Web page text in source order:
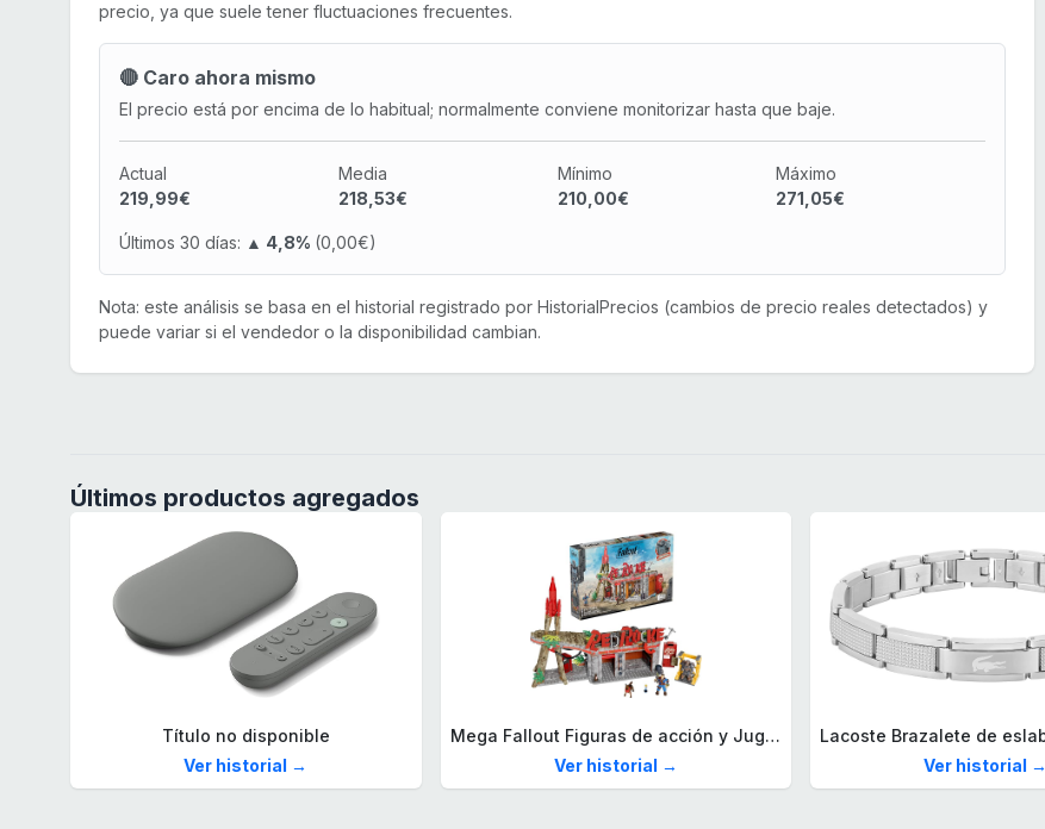
precio, ya que suele tener fluctuaciones frecuentes.
🔴 Caro ahora mismo
El precio está por encima de lo habitual; normalmente conviene monitorizar hasta que baje.
Actual
219,99€
Media
218,53€
Mínimo
210,00€
Máximo
271,05€
Últimos 30 días: ▲ 4,8% (0,00€)
Nota: este análisis se basa en el historial registrado por HistorialPrecios (cambios de precio reales detectados) y
puede variar si el vendedor o la disponibilidad cambian.
Últimos productos agregados
Título no disponible
Ver historial →
Mega Fallout Figuras de acción y Juguetes de construcción, Parada de Camiones Red Rocket con 824 Piezas, 2 Personajes articulados y Accesorios, para coleccionistas, HXT00
Ver historial →
Ver historial →